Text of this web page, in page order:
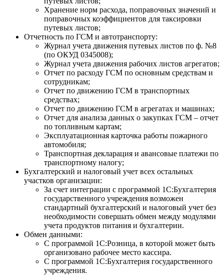
Хранение норм расхода, поправочных значений и
поправочных коэффициентов для таксировки
путевых листов;
Отчетность по ГСМ и автотранспорту:
Журнал учета движения путевых листов по ф. №8
(по ОКУД 0345008);
Журнал учета движения рабочих листов агрегатов;
Отчет по расходу ГСМ по основным средствам и
сотрудникам;
Отчет по движению ГСМ в транспортных
средствах;
Отчет по движению ГСМ в агрегатах и машинах;
Отчет для анализа данных о закупках ГСМ – отчет
по топливным картам;
Эксплуатационная карточка работы пожарного
автомобиля;
Транспортная декларация и авансовые платежи по
транспортному налогу;
Бухгалтерский и налоговый учет всех остальных
участков организации:
За счет интеграции с программой 1С:Бухгалтерия
государственного учреждения возможен
стандартный бухгалтерский и налоговый учет без
необходимости совершать обмен между модулями
учета продуктов питания и бухгалтерии.
Обмен данными:
С программой 1С:Розница, в которой может быть
организовано рабочее место кассира.
С программой 1С:Бухгалтерия государственного
учреждения.